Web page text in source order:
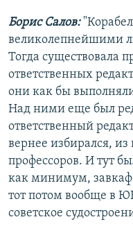
Борис Салов:
великолепнейшими
Тогда существовала
ответственных
они как бы
Над ними еще был
ответственный
вернее избирался,
профессоров. И тут
как минимум,
тот потом вообще в
советское